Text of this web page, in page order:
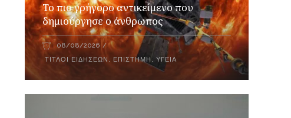
Το πιο γρήγορο αντικείμενο που
δημιούργησε ο άνθρωπος
08/08/2026
ΤΊΤΛΟΙ ΕΙΔΉΣΕΩΝ , ΕΠΙΣΤΉΜΗ,ΥΓΕΊΑ